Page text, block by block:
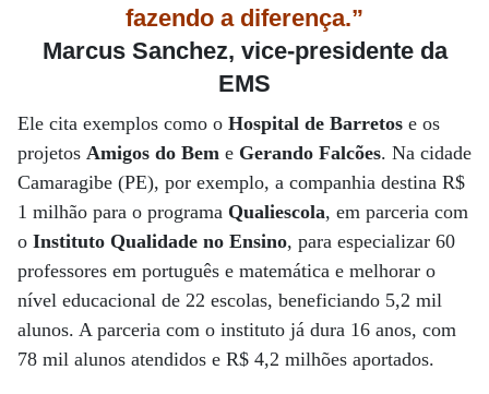
fazendo a diferença.”
Marcus Sanchez, vice-presidente da
EMS
Ele cita exemplos como o Hospital de Barretos e os
projetos Amigos do Bem e Gerando Falcões. Na cidade
Camaragibe (PE), por exemplo, a companhia destina R$
1 milhão para o programa Qualiescola, em parceria com
o Instituto Qualidade no Ensino, para especializar 60
professores em português e matemática e melhorar o
nível educacional de 22 escolas, beneficiando 5,2 mil
alunos. A parceria com o instituto já dura 16 anos, com
78 mil alunos atendidos e R$ 4,2 milhões aportados.